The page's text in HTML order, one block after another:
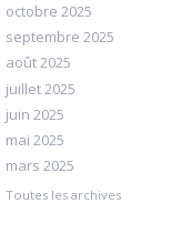
octobre 2025
septembre 2025
août 2025
juillet 2025
juin 2025
mai 2025
mars 2025
Toutes les archives